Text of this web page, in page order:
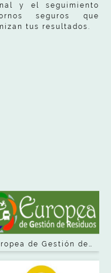
y el seguimiento
seguros que
tus resultados.
de Gestión de